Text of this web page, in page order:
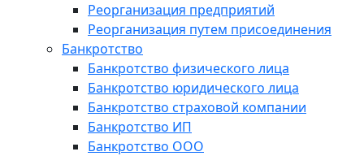
Реорганизация предприятий
Реорганизация путем присоединения
Банкротство
Банкротство физического лица
Банкротство юридического лица
Банкротство страховой компании
Банкротство ИП
Банкротство ООО